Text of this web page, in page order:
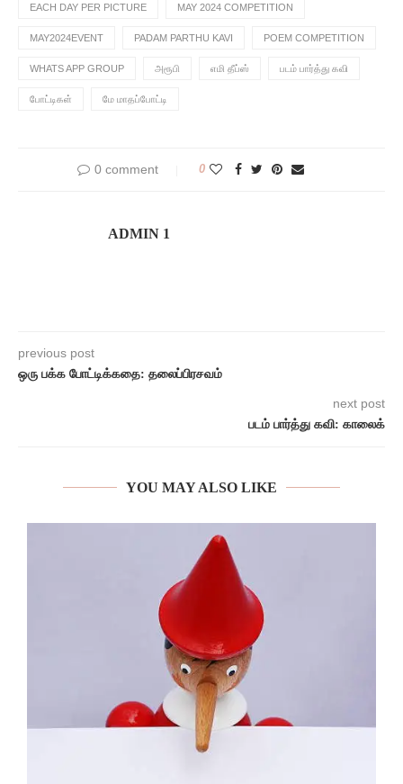
EACH DAY PER PICTURE MAY 2024 COMPETITION
MAY2024EVENT PADAM PARTHU KAVI POEM COMPETITION
WHATS APP GROUP அரூபி எமி தீப்ஸ் படம் பார்த்து கவி
போட்டிகள் மே மாதப்போட்டி
0 comment 0
ADMIN 1
previous post
ஒரு பக்க போட்டிக்கதை: தலைப்பிரசவம்
next post
படம் பார்த்து கவி: காலைக்
YOU MAY ALSO LIKE